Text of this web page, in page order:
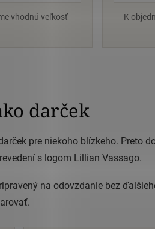
vhodnú veľkosť
K
darček
pre niekoho blízkeho. Preto
s logom Lillian Vassago.
na odovzdanie bez